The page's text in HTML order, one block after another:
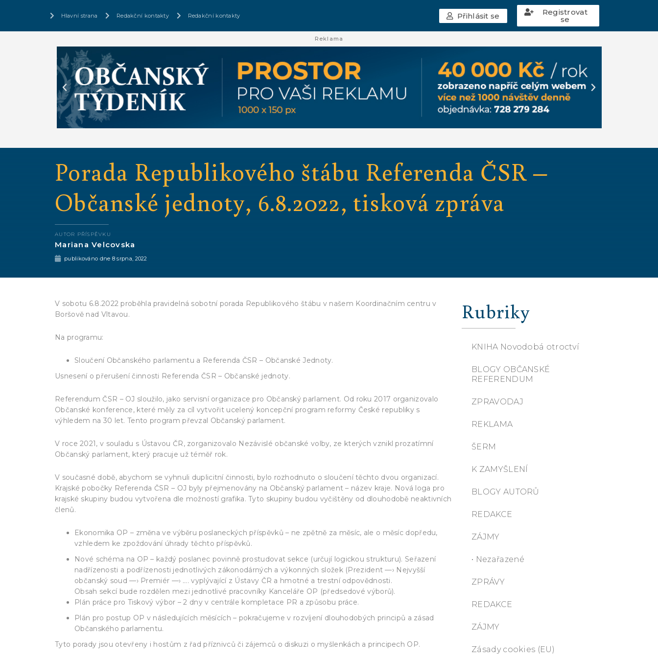
Hlavní strana Redakční kontakty Redakční kontakty Přihlásit se Registrovat
se
Reklama
Porada Republikového štábu Referenda ČSR –
Občanské jednoty, 6.8.2022, tisková zpráva
AUTOR PŘÍSPĚVKU
Mariana Velcovska
publikováno dne 8 srpna, 2022
V sobotu 6.8.2022 proběhla pravidelná sobotní porada Republikového štábu v našem Koordinačním centru v
Boršově nad Vltavou.
Na programu:
Sloučení Občanského parlamentu a Referenda ČSR – Občanské Jednoty.
Usnesení o přerušení činnosti Referenda ČSR – Občanské jednoty.
Referendum ČSR – OJ sloužilo, jako servisní organizace pro Občanský parlament. Od roku 2017 organizovalo
Občanské konference, které měly za cíl vytvořit ucelený koncepční program reformy České republiky s
výhledem na 30 let. Tento program převzal Občanský parlament.
V roce 2021, v souladu s Ústavou ČR, zorganizovalo Nezávislé občanské volby, ze kterých vznikl prozatímní
Občanský parlament, který pracuje už téměř rok.
V současné době, abychom se vyhnuli duplicitní činnosti, bylo rozhodnuto o sloučení těchto dvou organizací.
Krajské pobočky Referenda ČSR – OJ byly přejmenovány na Občanský parlament – název kraje. Nová loga pro
krajské skupiny budou vytvořena dle možností grafika. Tyto skupiny budou vyčištěny od dlouhodobě neaktivních
členů.
Ekonomika OP – změna ve výběru poslaneckých příspěvků – ne zpětně za měsíc, ale o měsíc dopředu,
vzhledem ke zpoždování úhrady těchto příspěvků.
Nové schéma na OP – každý poslanec povinně prostudovat sekce (určují logickou strukturu). Seřazení
nadřízenosti a podřízenosti jednotlivých zákonodárných a výkonných složek (Prezident —› Nejvyšší
občanský soud —› Premiér —› …. vyplývající z Ústavy ČR a hmotné a trestní odpovědnosti.
Obsah sekcí bude rozdělen mezi jednotlivé pracovníky Kanceláře OP (předsedové výborů).
Plán práce pro Tiskový výbor – 2 dny v centrále kompletace PR a způsobu práce.
Plán pro postup OP v následujících měsících – pokračujeme v rozvíjení dlouhodobých principů a zásad
Občanského parlamentu.
Tyto porady jsou otevřeny i hostům z řad příznivců či zájemců o diskuzi o myšlenkách a principech OP.
Rubriky
KNIHA Novodobá otroctví
BLOGY OBČANSKÉ
REFERENDUM
ZPRAVODAJ
REKLAMA
ŠERM
K ZAMYŠLENÍ
BLOGY AUTORŮ
REDAKCE
ZÁJMY
• Nezařazené
ZPRÁVY
REDAKCE
ZÁJMY
Zásady cookies (EU)